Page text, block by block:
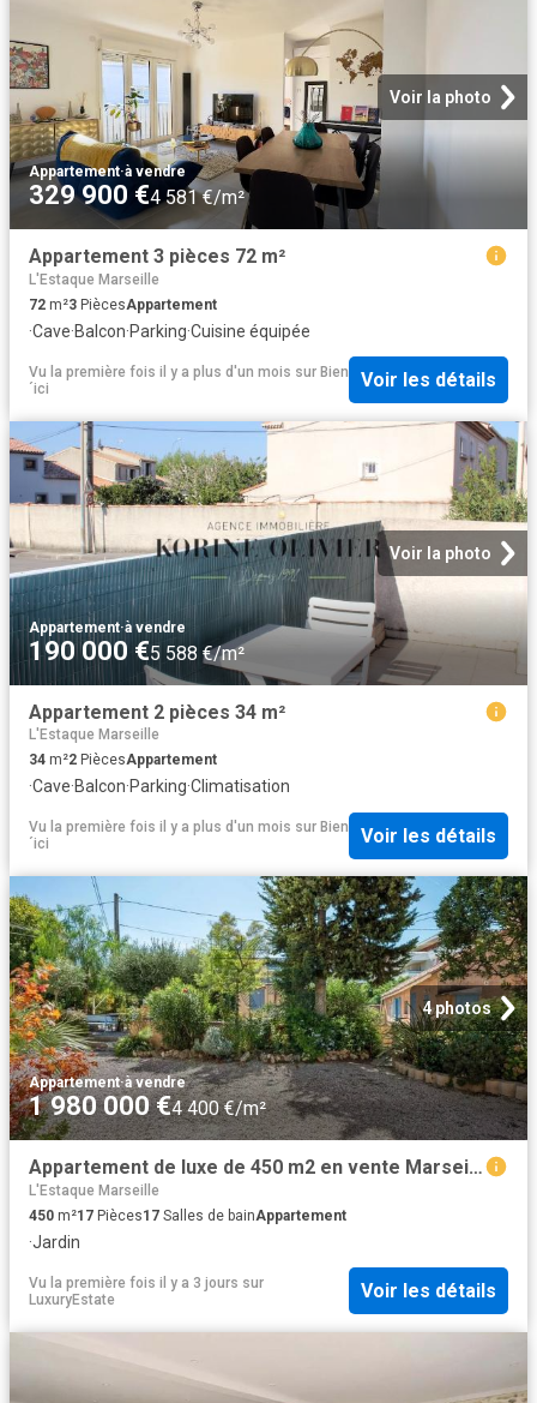
Voir la photo
Appartement·à vendre
329 900 €4 581 €/m²
Appartement 3 pièces 72 m²
L'Estaque Marseille
72 m²3 PiècesAppartement
·Cave·Balcon·Parking·Cuisine équipée
Vu la première fois il y a plus d'un mois sur Bien
´ici
Voir les détails
Voir la photo
Appartement·à vendre
190 000 €5 588 €/m²
Appartement 2 pièces 34 m²
L'Estaque Marseille
34 m²2 PiècesAppartement
·Cave·Balcon·Parking·Climatisation
Vu la première fois il y a plus d'un mois sur Bien
´ici
Voir les détails
4 photos
Appartement·à vendre
1 980 000 €4 400 €/m²
Appartement de luxe de 450 m2 en vente Marseille, Provence Alpes Côte d'Azur
L'Estaque Marseille
450 m²17 Pièces17 Salles de bainAppartement
·Jardin
Vu la première fois il y a 3 jours sur
LuxuryEstate
Voir les détails